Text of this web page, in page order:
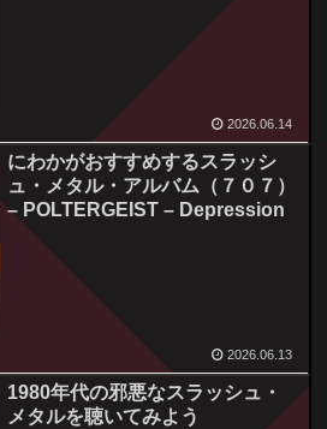
2026.06.14
にわかがおすすめするスラッシ
ュ・メタル・アルバム（７０７）
– POLTERGEIST – Depression
2026.06.13
1980年代の邪悪なスラッシュ・
メタルを聴いてみよう